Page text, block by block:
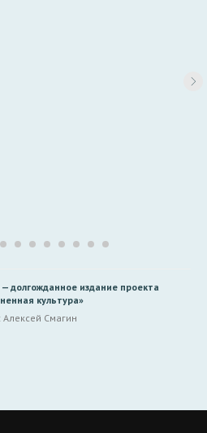
долгожданное издание проекта
культура»
Смагин